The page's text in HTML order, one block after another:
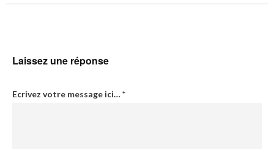
Laissez une réponse
Ecrivez votre message ici… *